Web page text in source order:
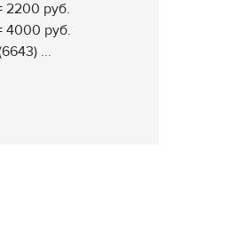
2200 руб.
4000 руб.
...